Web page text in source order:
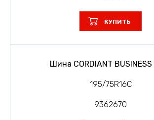
КУПИТЬ
Шина CORDIANT BUSINESS
195/75R16C
9362670